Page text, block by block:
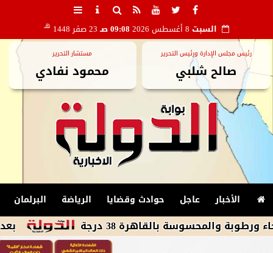
السبت 09:08 صـ 23 صفر 1448 هـ
رئيس مجلس الإدارة ورئيس التحرير
صالح شلبي
مستشار التحرير
محمود نفادي
الأخبار عاجل حوادث وقضايا الرياضة البرلمان
بعد تصدره بالقاهرة 38 درجة